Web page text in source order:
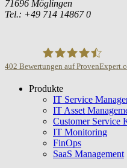
71696 Möglingen
Tel.: +49 714 14867 0
USU GmbH
402 Bewertungen auf
Produkte
IT Service
IT Asset
Customer Service
IT Monitoring
FinOps
SaaS Management